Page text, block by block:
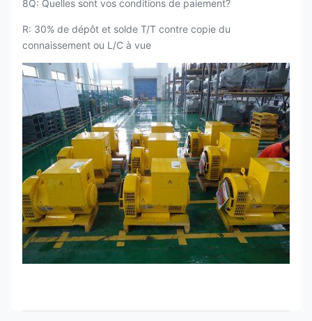
8Q: Quelles sont vos conditions de paiement?
R: 30% de dépôt et solde T/T contre copie du
connaissement ou L/C à vue